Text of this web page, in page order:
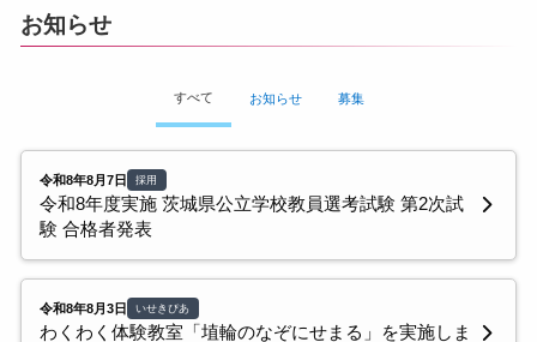
お知らせ
すべて お知らせ 募集
令和8年8月7日 採用
令和8年度実施 茨城県公立学校教員選考試験 第2次試
験 合格者発表
令和8年8月3日 いせきぴあ
わくわく体験教室「埴輪のなぞにせまる」を実施しま